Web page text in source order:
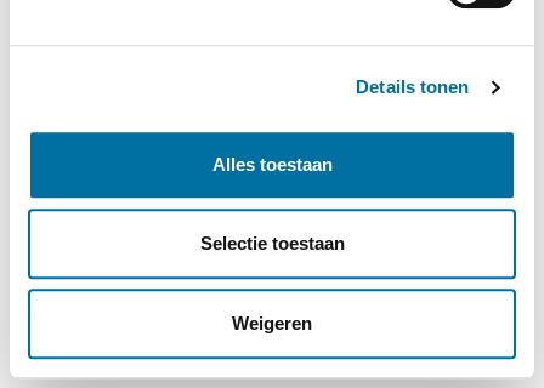
Details tonen
Alles toestaan
Selectie toestaan
Weigeren